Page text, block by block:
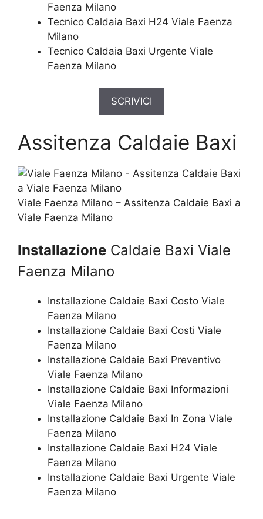
Faenza Milano
Tecnico Caldaia Baxi H24 Viale Faenza
Milano
Tecnico Caldaia Baxi Urgente Viale
Faenza Milano
SCRIVICI
Assitenza Caldaie Baxi
Viale Faenza Milano – Assitenza Caldaie Baxi a
Viale Faenza Milano
Installazione Caldaie Baxi Viale
Faenza Milano
Installazione Caldaie Baxi Costo Viale
Faenza Milano
Installazione Caldaie Baxi Costi Viale
Faenza Milano
Installazione Caldaie Baxi Preventivo
Viale Faenza Milano
Installazione Caldaie Baxi Informazioni
Viale Faenza Milano
Installazione Caldaie Baxi In Zona Viale
Faenza Milano
Installazione Caldaie Baxi H24 Viale
Faenza Milano
Installazione Caldaie Baxi Urgente Viale
Faenza Milano